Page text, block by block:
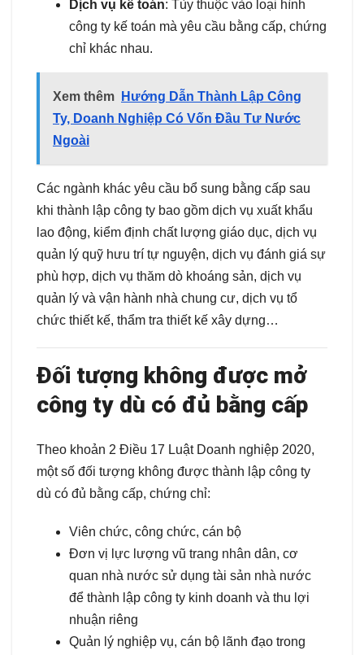
Dịch vụ kế toán: Tùy thuộc vào loại hình
công ty kế toán mà yêu cầu bằng cấp, chứng
chỉ khác nhau.
Xem thêm
Hướng Dẫn Thành Lập Công
Ty, Doanh Nghiệp Có Vốn Đầu Tư Nước
Ngoài
Các ngành khác yêu cầu bổ sung bằng cấp sau
khi thành lập công ty bao gồm dịch vụ xuất khẩu
lao động, kiểm định chất lượng giáo dục, dịch vụ
quản lý quỹ hưu trí tự nguyện, dịch vụ đánh giá sự
phù hợp, dịch vụ thăm dò khoáng sản, dịch vụ
quản lý và vận hành nhà chung cư, dịch vụ tổ
chức thiết kế, thẩm tra thiết kế xây dựng…
Đối tượng không được mở
công ty dù có đủ bằng cấp
Theo khoản 2 Điều 17 Luật Doanh nghiệp 2020,
một số đối tượng không được thành lập công ty
dù có đủ bằng cấp, chứng chỉ:
Viên chức, công chức, cán bộ
Đơn vị lực lượng vũ trang nhân dân, cơ
quan nhà nước sử dụng tài sản nhà nước
để thành lập công ty kinh doanh và thu lợi
nhuận riêng
Quản lý nghiệp vụ, cán bộ lãnh đạo trong